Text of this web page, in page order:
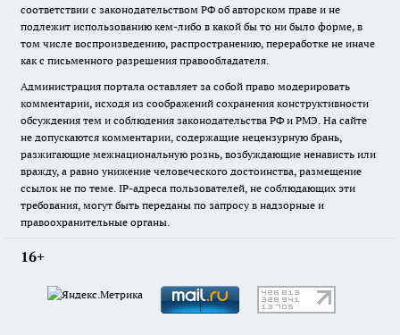
соответствии с законодательством РФ об авторском праве и не
подлежит использованию кем-либо в какой бы то ни было форме, в
том числе воспроизведению, распространению, переработке не иначе
как с письменного разрешения правообладателя.
Администрация портала оставляет за собой право модерировать
комментарии, исходя из соображений сохранения конструктивности
обсуждения тем и соблюдения законодательства РФ и РМЭ. На сайте
не допускаются комментарии, содержащие нецензурную брань,
разжигающие межнациональную рознь, возбуждающие ненависть или
вражду, а равно унижение человеческого достоинства, размещение
ссылок не по теме. IP-адреса пользователей, не соблюдающих эти
требования, могут быть переданы по запросу в надзорные и
правоохранительные органы.
16+